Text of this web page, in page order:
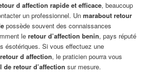
d affection rapide et efficace, beaucoup
un professionnel. Unmarabout retour
possède souvent des connaissances
leretour d’affection benin, pays réputé
ésotériques. Si vous effectuez une
d affection, le praticien pourra vous
de retour d’affection sur mesure.